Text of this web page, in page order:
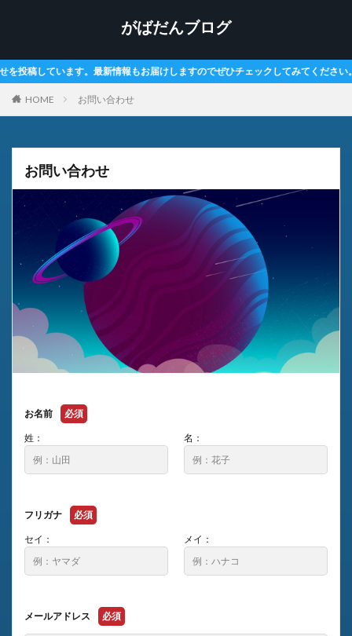
がばだんブログ
もお届けしますのでぜひチェックしてみてください。
HOME お問い合わせ
お問い合わせ
お名前 必須
姓： 名：
フリガナ 必須
セイ： メイ：
メールアドレス 必須